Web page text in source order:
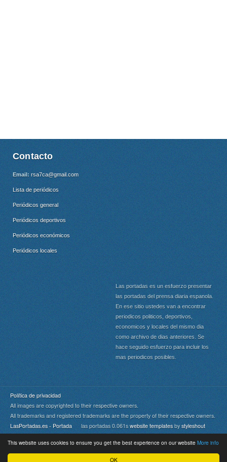
OK
This website uses cookies to ensure you get the best experience on our website More info
Contacto
Email: rsa7ca@gmail.com
Lista de periódicos
Periódicos general
Periódicos deportivos
Periódicos económicos
Periódicos locales
Las portadas es un esfuerzo presentar
las portadas del prensa diaria espanola.
En ese sitio ustedes van a encontrar
periodicos politicos, deportivos,
economicos y locales del mismo dia
como archivo de dias anteriores. Se
hace seguido esfuerzo para incluir los
mas periodicos posibles.
Política de privacidad
All images are copyrighted to their respective owners.
All trademarks and registered trademarks are the property of their respective owners.
LasPortadas.es - Portada las portadas 0.061s website templates by styleshout